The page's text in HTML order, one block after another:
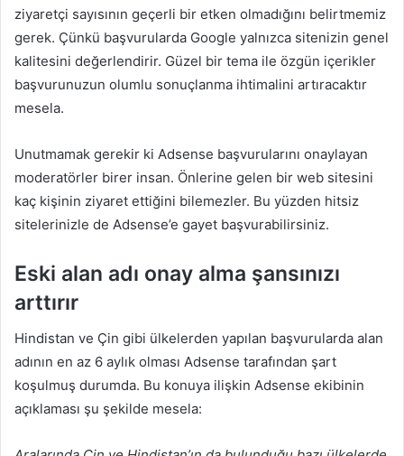
ziyaretçi sayısının geçerli bir etken olmadığını belirtmemiz
gerek. Çünkü başvurularda Google yalnızca sitenizin genel
kalitesini değerlendirir. Güzel bir tema ile özgün içerikler
başvurunuzun olumlu sonuçlanma ihtimalini artıracaktır
mesela.
Unutmamak gerekir ki Adsense başvurularını onaylayan
moderatörler birer insan. Önlerine gelen bir web sitesini
kaç kişinin ziyaret ettiğini bilemezler. Bu yüzden hitsiz
sitelerinizle de Adsense’e gayet başvurabilirsiniz.
Eski alan adı onay alma şansınızı
arttırır
Hindistan ve Çin gibi ülkelerden yapılan başvurularda alan
adının en az 6 aylık olması Adsense tarafından şart
koşulmuş durumda. Bu konuya ilişkin Adsense ekibinin
açıklaması şu şekilde mesela: